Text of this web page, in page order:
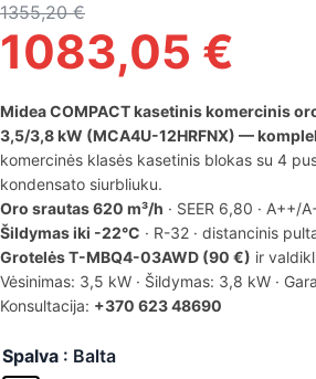
1355,20€
1083,05 €
Midea COMPACT kasetinis komercinis
3,5/3,8 kW (MCA4U-12HRFNX) —
komercinės klasės kasetinis blokas su 4
kondensato siurbliuku.
Oro srautas 620 m³/h · SEER 6,80 · A++/
Šildymas iki -22°C · R-32 · distancinis
Grotelės T-MBQ4-03AWD (90 €) ir
Vėsinimas: 3,5 kW · Šildymas: 3,8 kW ·
Konsultacija: +370 623 48690
Spalva : Balta